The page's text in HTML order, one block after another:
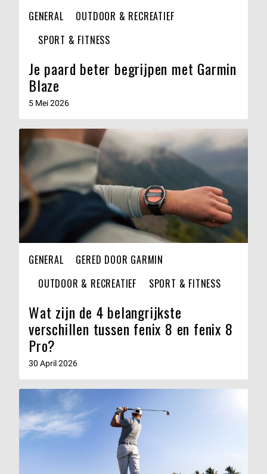
GENERAL
OUTDOOR & RECREATIEF
SPORT & FITNESS
Je paard beter begrijpen met Garmin
Blaze
5 Mei 2026
GENERAL
GERED DOOR GARMIN
OUTDOOR & RECREATIEF
SPORT & FITNESS
Wat zijn de 4 belangrijkste
verschillen tussen fenix 8 en fenix 8
Pro?
30 April 2026